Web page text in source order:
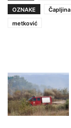
OZNAKE Čapljina
metković